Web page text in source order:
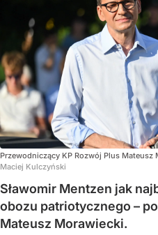
Przewodniczący KP Rozwój Plus Mateusz
Maciej Kulczyński
Sławomir Mentzen jak
obozu patriotycznego –
Mateusz Morawiecki.